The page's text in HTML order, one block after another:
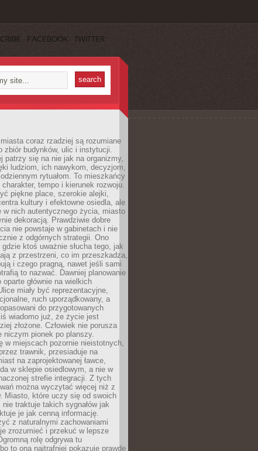
FACEBOOK TWITTER
coraz rzadziej są rozumiane
zbiór budynków, ulic i instytucji.
patrzy się na nie jak na organizmy,
ludziom, ich nawykom, decyzjom,
rytuałom. To mieszkańcy
charakter, tempo i kierunek rozwoju.
piękne place, szerokie alejki,
kultury i efektowne osiedla, ale
w nich autentycznego życia, miasto
dekoracją. Prawdziwie dobre
nie powstaje w gabinetach i nie
z odgórnych strategii. Ono
ktoś uważnie słucha tego, jak
z przestrzeni, co im przeszkadza,
i czego pragną, nawet jeśli sami
to nazwać. Dawniej planowanie
oparte głównie na wielkich
miały być reprezentacyjne,
ruch uporządkowany, a
do przygotowanych
wiadomo już, że życie jest
złożone. Człowiek nie porusza
niczym pionek po planszy.
w miejscach pozornie nieistotnych,
trawnik, przesiaduje na
na zaprojektowanej ławce,
w sklepie osiedlowym, a nie w
strefie integracji. Z tych
można wyczytać więcej niż z
Miasto, które uczy się od swoich
nie traktuje takich sygnałów jak
je jak cenną informację.
z naturalnymi zachowaniami
zrozumieć i przekuć w lepsze
rolę odgrywa tu
to ona najtrafniej pokazuje prawdę